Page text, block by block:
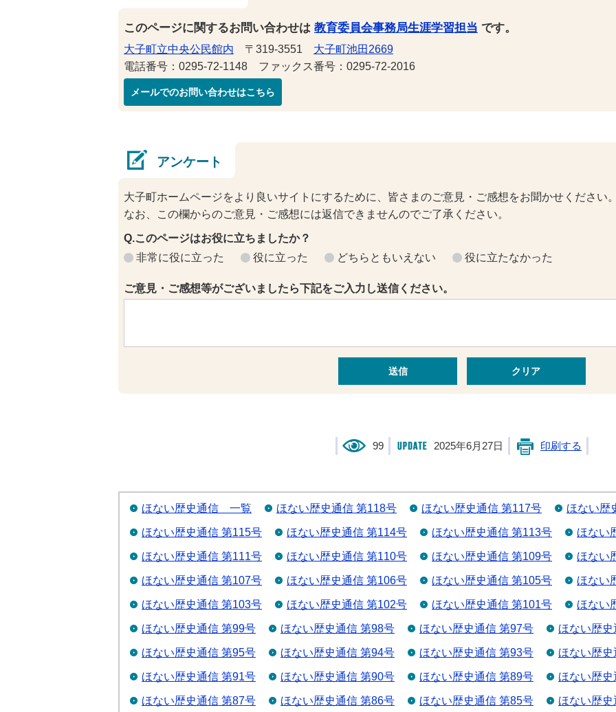
このページに関するお問い合わせは 教育委員会事務局生涯学習担当 です。
大子町立中央公民館内 〒319-3551 大子町池田2669
電話番号：0295-72-1148 ファックス番号：0295-72-2016
メールでのお問い合わせはこちら
アンケート
大子町ホームページをより良いサイトにするために、皆さまのご意見・ご感想をお聞かせください
なお、この欄からのご意見・ご感想には返信できませんのでご了承ください。
Q.このページはお役に立ちましたか？
非常に役に立った
役に立った どちらともいえない 役に立たなかった
ご意見・ご感想等がございましたら下記をご入力し送信ください。
99 2025年6月27日 印刷する
ほない歴史通信 一覧 ほない歴史通信 第118号 ほない歴史通信 第117号 ほない歴
ほない歴史通信 第115号 ほない歴史通信 第114号 ほない歴史通信 第113号 ほない
ほない歴史通信 第111号 ほない歴史通信 第110号 ほない歴史通信 第109号 ほない
ほない歴史通信 第107号 ほない歴史通信 第106号 ほない歴史通信 第105号 ほない
ほない歴史通信 第103号 ほない歴史通信 第102号 ほない歴史通信 第101号 ほない
ほない歴史通信 第99号 ほない歴史通信 第98号 ほない歴史通信 第97号 ほない歴
ほない歴史通信 第95号 ほない歴史通信 第94号 ほない歴史通信 第93号 ほない歴
ほない歴史通信 第91号 ほない歴史通信 第90号 ほない歴史通信 第89号 ほない歴
ほない歴史通信 第87号 ほない歴史通信 第86号 ほない歴史通信 第85号 ほない歴